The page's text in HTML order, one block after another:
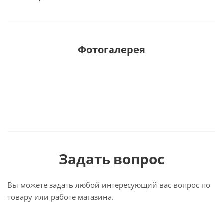
Фотогалерея
Задать вопрос
Вы можете задать любой интересующий вас вопрос по
товару или работе магазина.